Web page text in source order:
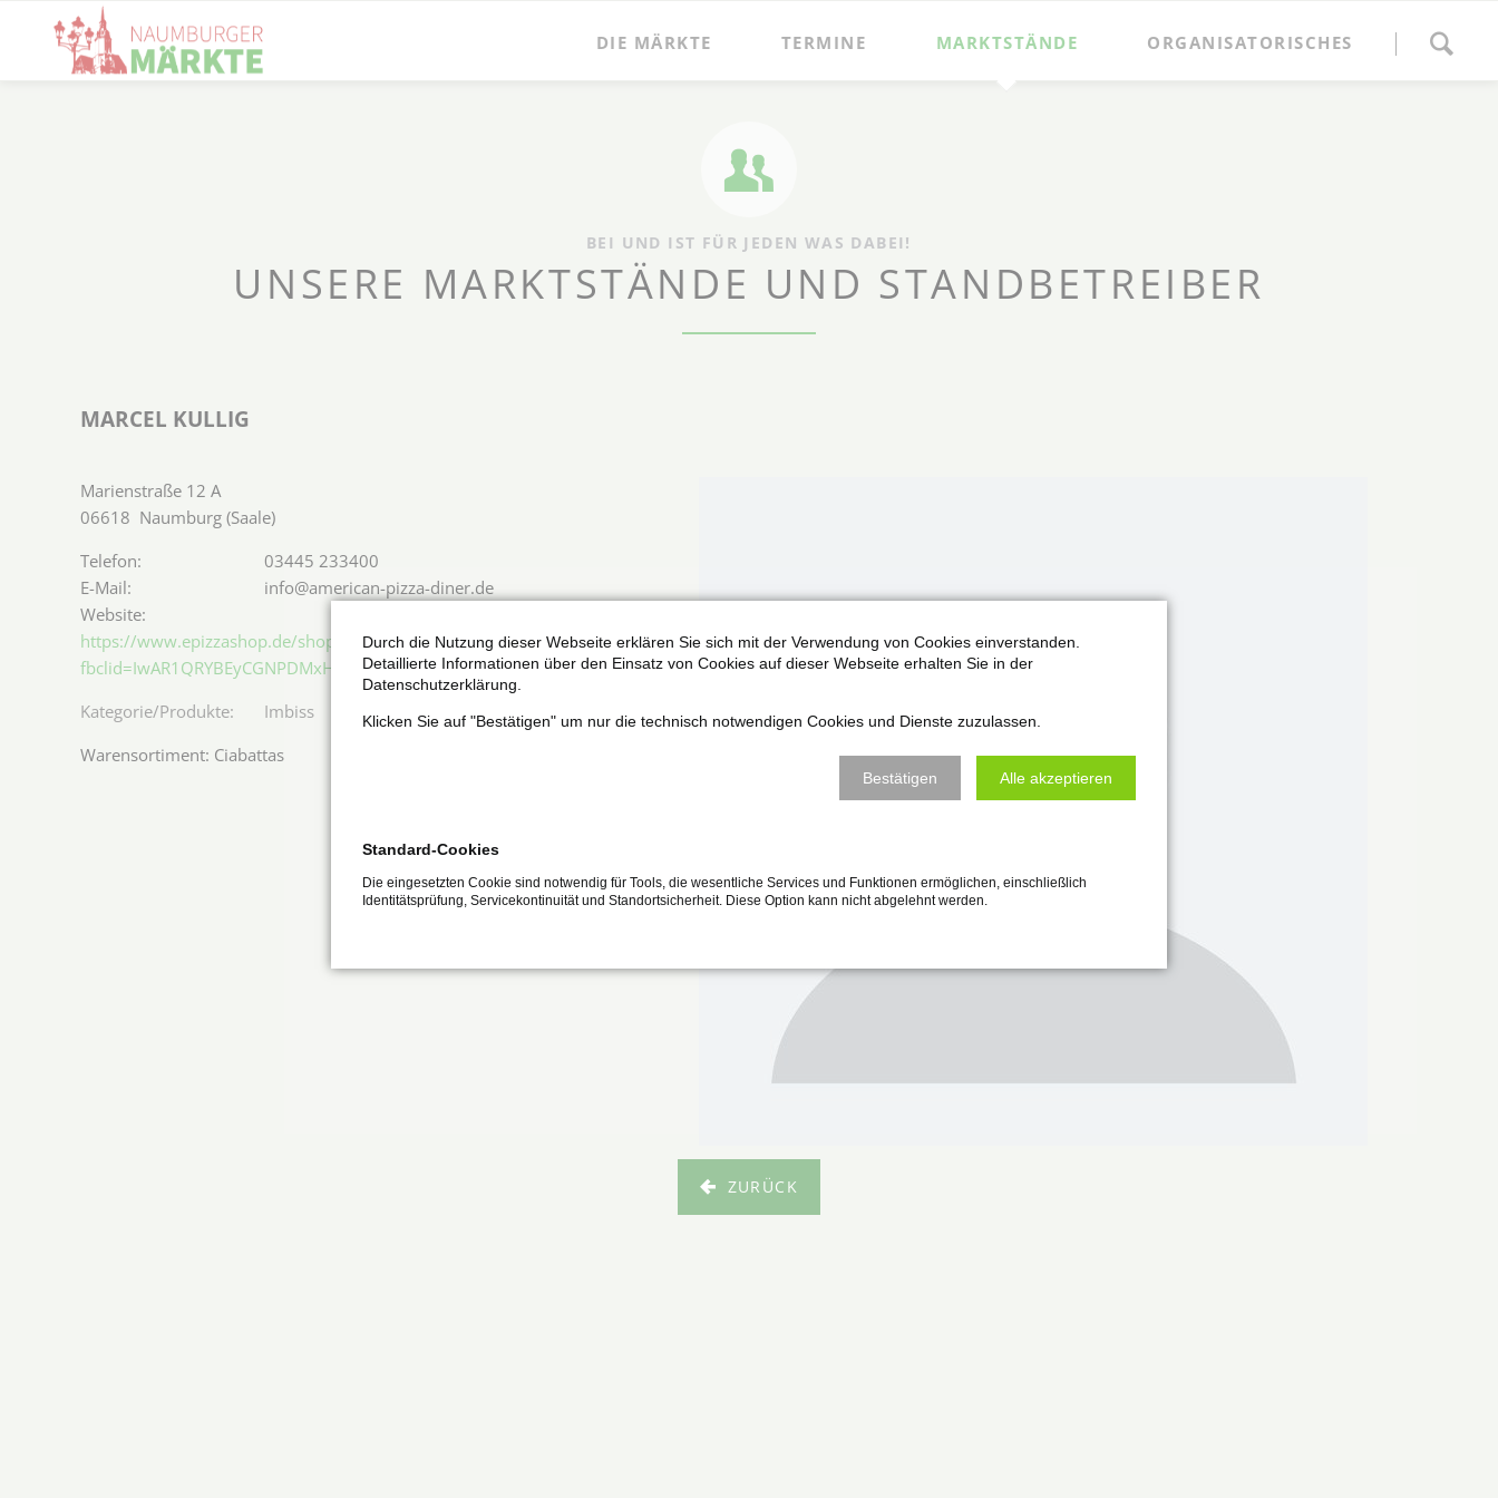
überspringen
DIE MÄRKTE TERMINE MARKTSTÄNDE ORGANISATORISCHES
BEI UND IST FÜR JEDEN WAS DABEI!
UNSERE MARKTSTÄNDE UND STANDBETREIBER
MARCEL KULLIG
Marienstraße 12 A
06618 Naumburg (Saale)
03445 233400
info@american-pizza-diner.de
https://www.epizzashop.de/shops/06618-american/?
fbclid=IwAR1QRYBEyCGNPDMxH8lzRm2J_nfchi3F5RIgAq6Sy9a7Q4d94JJRtncnJbQ
Imbiss
Warensortiment: Ciabattas
ZURÜCK
Durch die Nutzung dieser Webseite erklären Sie sich mit der Verwendung von Cookies einverstanden.
Detaillierte Informationen über den Einsatz von Cookies auf dieser Webseite erhalten Sie in der
Datenschutzerklärung.
Klicken Sie auf "Bestätigen" um nur die technisch notwendigen Cookies und Dienste zuzulassen.
Bestätigen Alle akzeptieren
Standard-Cookies
Die eingesetzten Cookie sind notwendig für Tools, die wesentliche Services und Funktionen ermöglichen, einschließlich
Identitätsprüfung, Servicekontinuität und Standortsicherheit. Diese Option kann nicht abgelehnt werden.